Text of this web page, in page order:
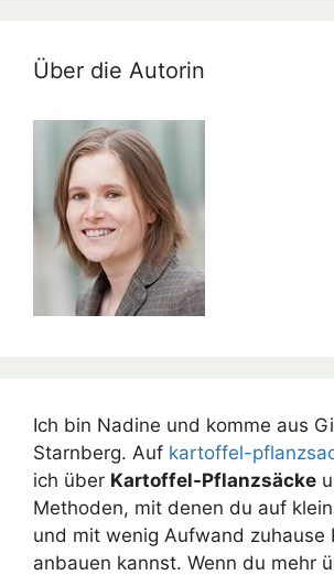
Über die Autorin
Ich bin Nadine und komme aus
Starnberg. Auf kartoffel-
ich über Kartoffel-Pflanzsäcke
Methoden, mit denen du auf
und mit wenig Aufwand zuhause
anbauen kannst. Wenn du mehr